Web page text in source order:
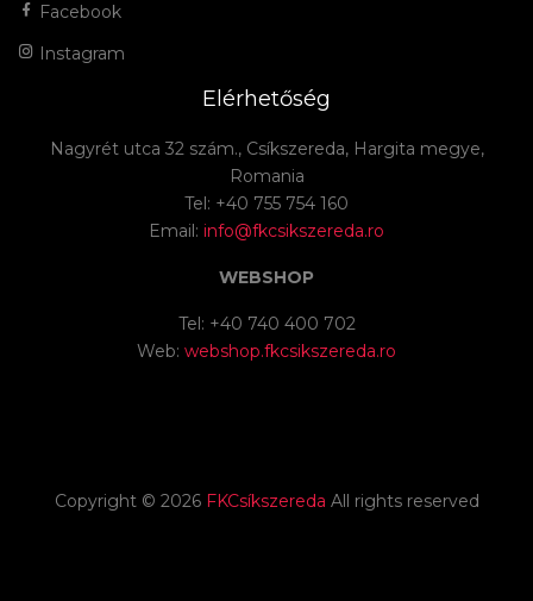
Facebook
Instagram
Elérhetőség
Nagyrét utca 32 szám., Csíkszereda, Hargita megye,
Romania
Tel: +40 755 754 160
Email: info@fkcsikszereda.ro
WEBSHOP
Tel: +40 740 400 702
Web: webshop.fkcsikszereda.ro
Copyright © 2026 FKCsíkszereda All rights reserved